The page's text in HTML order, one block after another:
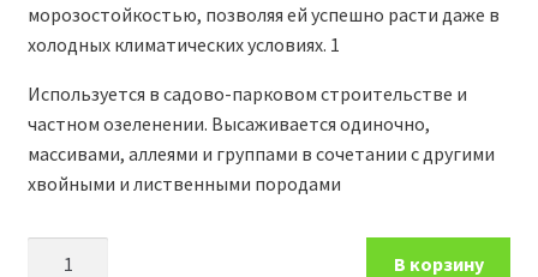
морозостойкостью, позволяя ей успешно расти даже в
холодных климатических условиях. 1
Используется в садово-парковом строительстве и
частном озеленении. Высаживается одиночно,
массивами, аллеями и группами в сочетании с другими
хвойными и лиственными породами
В корзину